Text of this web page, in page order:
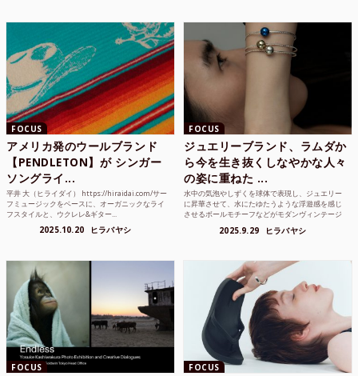
FOCUS
アメリカ発のウールブランド
【PENDLETON】が シンガー
ソングライ...
平井 大（ヒライダイ） https://hiraidai.com/サー
フミュージックをベースに、オーガニックなライ
フスタイルと、ウクレレ&ギター...
2025.10.20 ヒラバヤシ
FOCUS
ジュエリーブランド、ラムダか
ら今を生き抜くしなやかな人々
の姿に重ねた ...
水中の気泡やしずくを球体で表現し、ジュエリー
に昇華させて、水にたゆたうような浮遊感を感じ
させるボールモチーフなどがモダンヴィンテージ
2025.9.29 ヒラバヤシ
FOCUS FOCUS